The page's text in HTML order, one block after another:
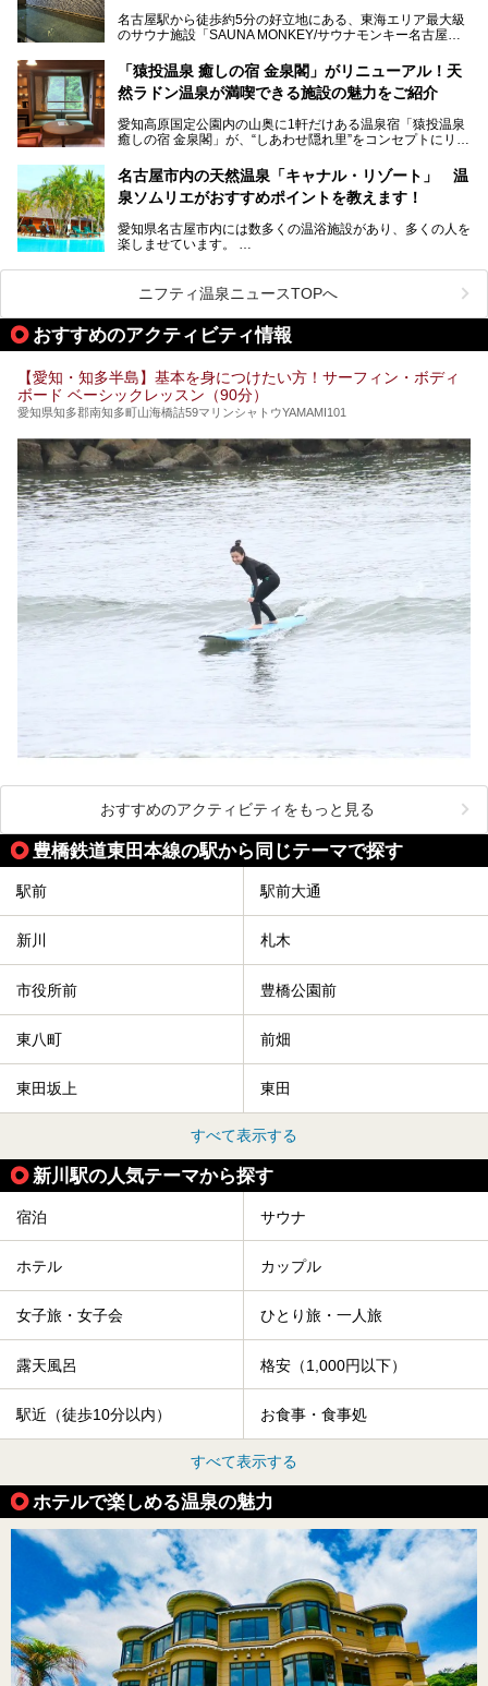
くある点が魅力です！
お好みの温泉施設を見つけて楽しんでくださいね。
名古屋駅から徒歩約5分の好立地にある、東海エリア最大級
のサウナ施設「SAUNA MONKEY/サウナモンキー名古屋」
「名古屋駅周辺ってサウナが少ないよね」という声をよく耳
にするだけあり、アクセスの良さにも胸が高鳴ります。
今回は普段は男性専用となっているパブリックサウナが、女
さっそく取材してきました！
「猿投温泉 癒しの宿 金泉閣」がリニューアル！天
然ラドン温泉が満喫できる施設の魅力をご紹介
愛知高原国定公園内の山奥に1軒だけある温泉宿「猿投温泉
癒しの宿 金泉閣」が、“しあわせ隠れ里”をコンセプトにリニ
天然ラドン温泉が堪能できるお風呂や、新設・改装された客
室、地元の食材と温泉水で作られたお料理……。
ご紹介します。
名古屋市内の天然温泉「キャナル・リゾート」 温
泉ソムリエがおすすめポイントを教えます！
愛知県名古屋市内には数多くの温浴施設があり、多くの人を
楽しませています。
ムリエの目線で紹介していきます！
名古屋市内にはスーパー銭湯や日帰り温泉が多く、「どこに
行こうかな？」と悩んでしまう方も多いと思います。
ぜひこの記事を参考にして「キャナル・リゾート」に出かけ
てみるのはいかがでしょうか？
ニフティ温泉ニュースTOPへ
おすすめのアクティビティ情報
【愛知・知多半島】基本を身につけたい方！サーフィン・ボディ
ボード ベーシックレッスン（90分）
愛知県知多郡南知多町山海橋詰59マリンシャトウYAMAMI101
おすすめのアクティビティをもっと見る
豊橋鉄道東田本線の駅から同じテーマで探す
駅前 駅前大通
新川 札木
市役所前 豊橋公園前
東八町 前畑
東田坂上 東田
すべて表示する
新川駅の人気テーマから探す
宿泊 サウナ
ホテル カップル
女子旅・女子会 ひとり旅・一人旅
露天風呂 格安（1,000円以下）
駅近（徒歩10分以内） お食事・食事処
すべて表示する
ホテルで楽しめる温泉の魅力